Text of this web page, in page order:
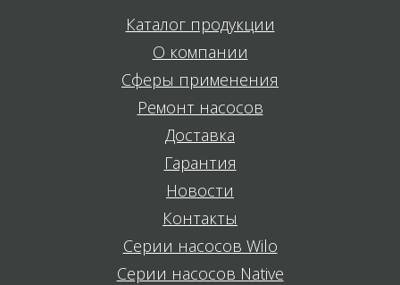
Каталог продукции
О компании
Сферы применения
Ремонт насосов
Доставка
Гарантия
Новости
Контакты
Серии насосов Wilo
Серии насосов Native